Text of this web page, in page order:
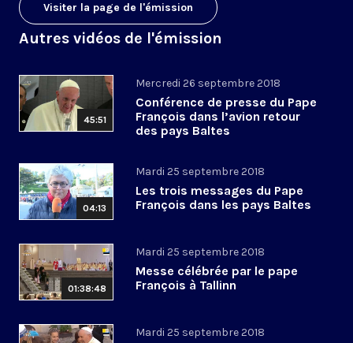
Visiter la page de l'émission
Autres vidéos de l'émission
45:51
Mercredi 26 septembre 2018
Conférence de presse du Pape
François dans l’avion retour
des pays Baltes
04:13
Mardi 25 septembre 2018
Les trois messages du Pape
François dans les pays Baltes
01:38:48
Mardi 25 septembre 2018
Messe célébrée par le pape
François à Tallinn
Mardi 25 septembre 2018